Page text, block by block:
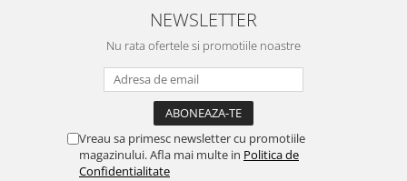
NEWSLETTER
Nu rata ofertele si promotiile noastre
Vreau sa primesc newsletter cu promotiile
magazinului. Afla mai multe in Politica de
Confidentialitate